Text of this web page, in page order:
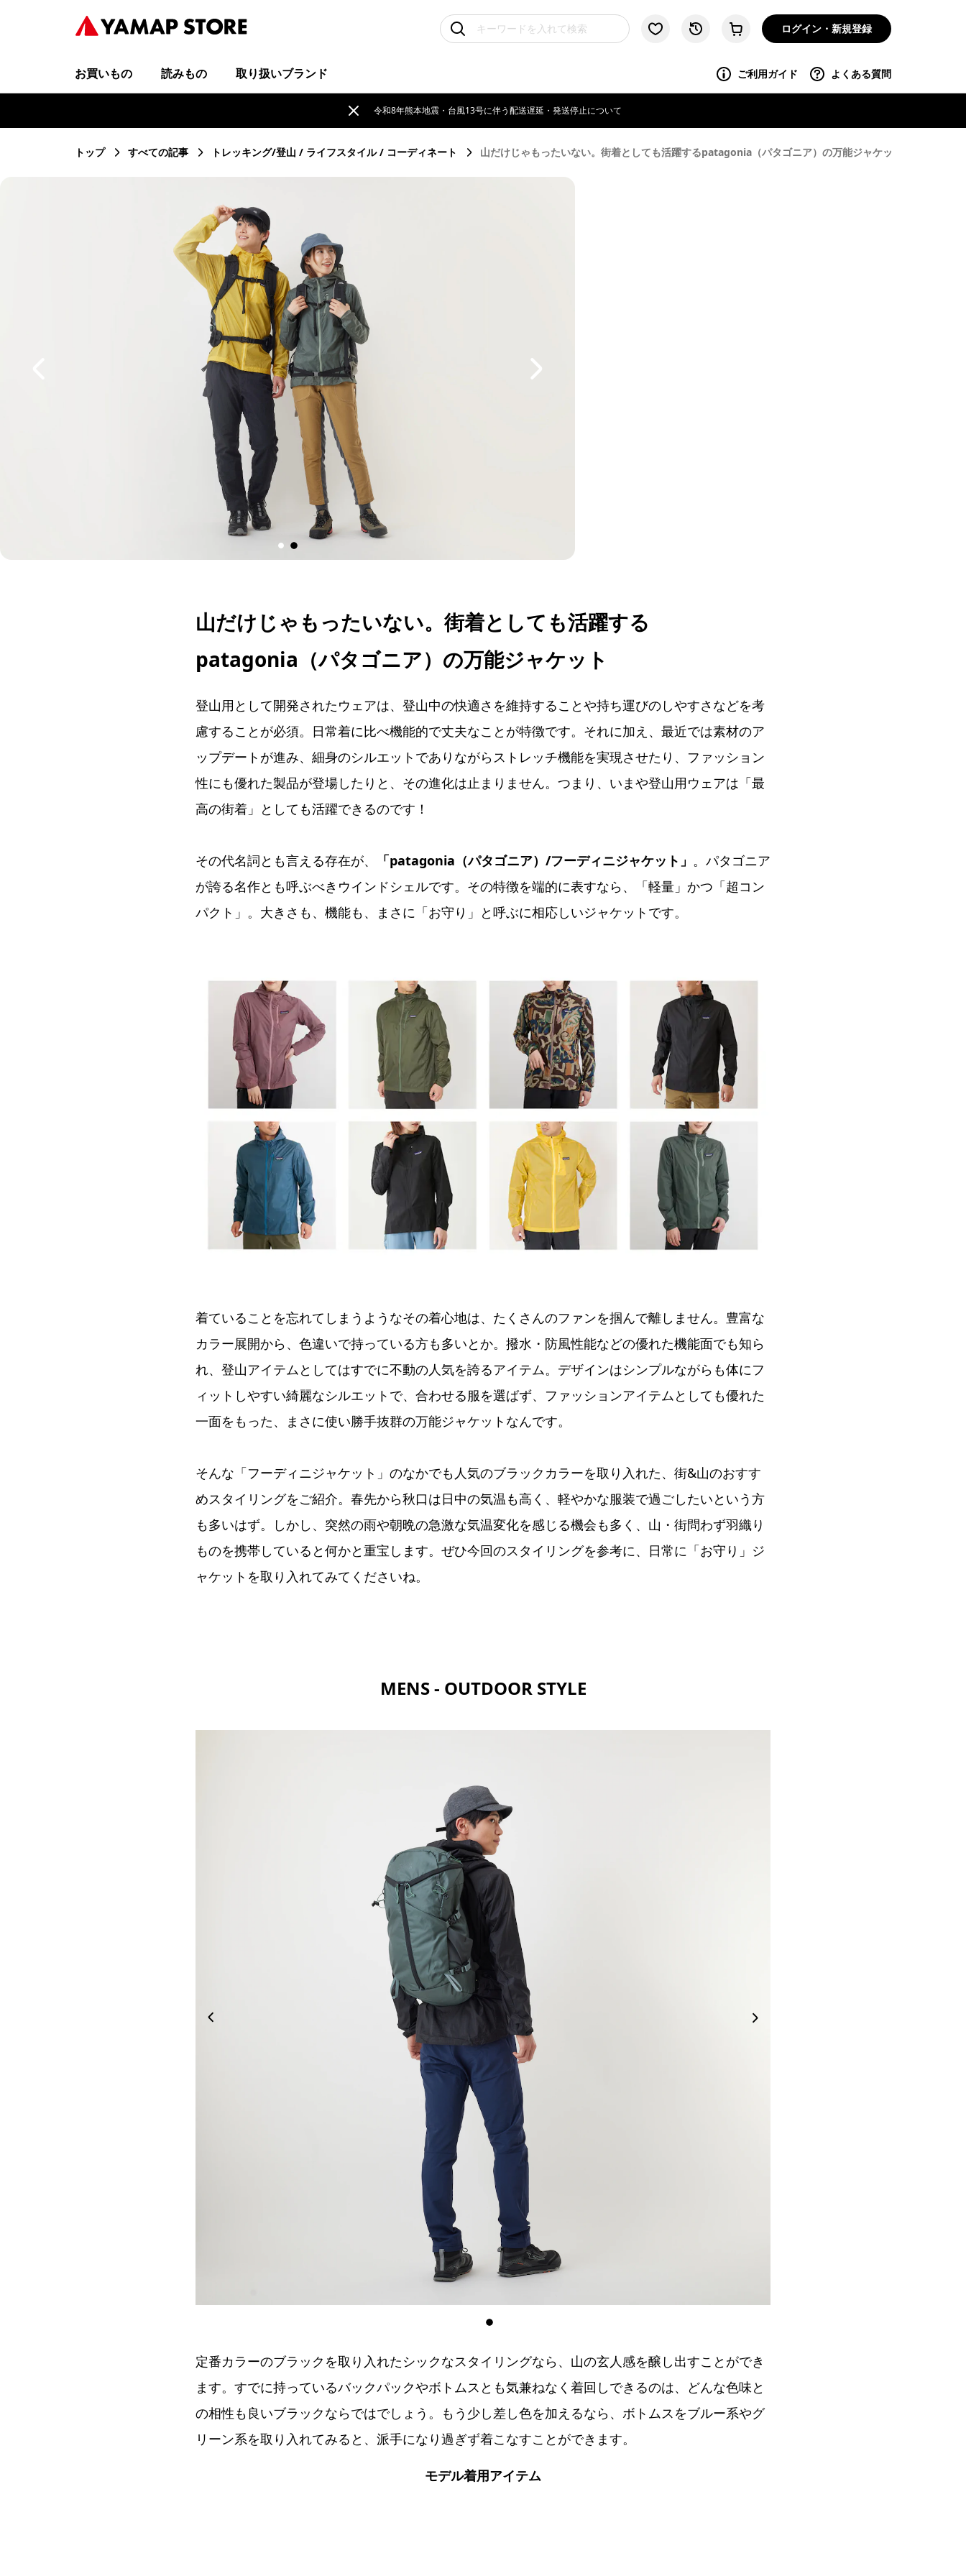
ログイン・新規登録
お買いもの 読みもの 取り扱いブランド ご利用ガイド よくある質問
令和8年熊本地震・台風13号に伴う配送遅延・発送停止について
トップ すべての記事 トレッキング/登山 ライフスタイル コーディネート 山だけじゃもったいない。街着としても活躍するpatagonia（パタゴニア）の万能ジャケット
山だけじゃもったいない。街着としても活躍する
patagonia（パタゴニア）の万能ジャケット
登山用として開発されたウェアは、登山中の快適さを維持することや持ち運びのしやすさなどを考
慮することが必須。日常着に比べ機能的で丈夫なことが特徴です。それに加え、最近では素材のア
ップデートが進み、細身のシルエットでありながらストレッチ機能を実現させたり、ファッション
性にも優れた製品が登場したりと、その進化は止まりません。つまり、いまや登山用ウェアは「最
高の街着」としても活躍できるのです！
その代名詞とも言える存在が、 「patagonia（パタゴニア）/フーディニジャケット」 。パタゴニア
が誇る名作とも呼ぶべきウインドシェルです。その特徴を端的に表すなら、「軽量」かつ「超コン
パクト」。大きさも、機能も、まさに「お守り」と呼ぶに相応しいジャケットです。
着ていることを忘れてしまうようなその着心地は、たくさんのファンを掴んで離しません。豊富な
カラー展開から、色違いで持っている方も多いとか。撥水・防風性能などの優れた機能面でも知ら
れ、登山アイテムとしてはすでに不動の人気を誇るアイテム。デザインはシンプルながらも体にフ
ィットしやすい綺麗なシルエットで、合わせる服を選ばず、ファッションアイテムとしても優れた
一面をもった、まさに使い勝手抜群の万能ジャケットなんです。
そんな「フーディニジャケット」のなかでも人気のブラックカラーを取り入れた、街&山のおすす
めスタイリングをご紹介。春先から秋口は日中の気温も高く、軽やかな服装で過ごしたいという方
も多いはず。しかし、突然の雨や朝晩の急激な気温変化を感じる機会も多く、山・街問わず羽織り
ものを携帯していると何かと重宝します。ぜひ今回のスタイリングを参考に、日常に「お守り」ジ
ャケットを取り入れてみてくださいね。
MENS - OUTDOOR STYLE
定番カラーのブラックを取り入れたシックなスタイリングなら、山の玄人感を醸し出すことができ
ます。すでに持っているバックパックやボトムスとも気兼ねなく着回しできるのは、どんな色味と
の相性も良いブラックならではでしょう。もう少し差し色を加えるなら、ボトムスをブルー系やグ
リーン系を取り入れてみると、派手になり過ぎず着こなすことができます。
モデル着用アイテム